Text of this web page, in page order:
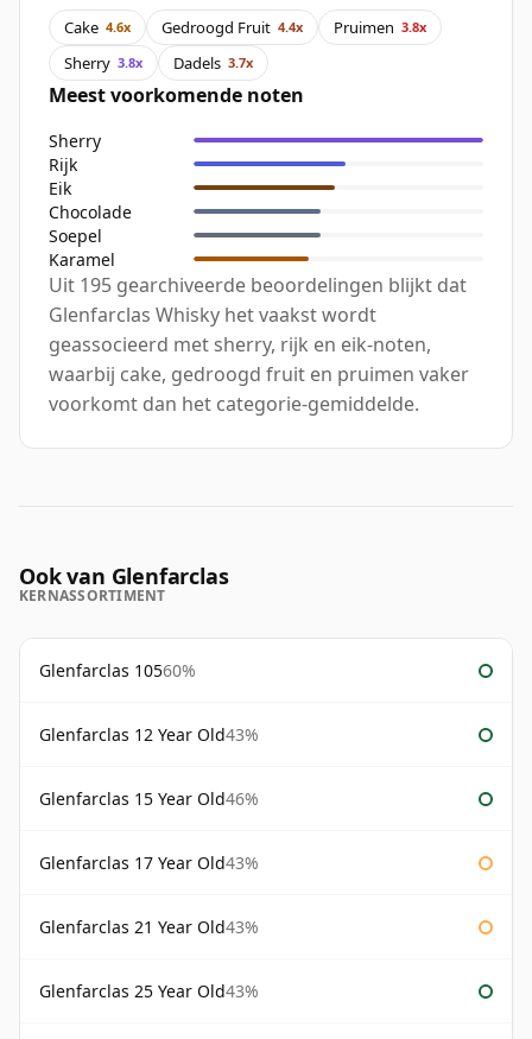
Cake 4.6x Gedroogd Fruit 4.4x Pruimen 3.8x
Sherry 3.8x Dadels 3.7x
Meest voorkomende noten
Sherry
Rijk
Eik
Chocolade
Soepel
Karamel
Uit 195 gearchiveerde beoordelingen blijkt dat
Glenfarclas Whisky het vaakst wordt
geassocieerd met sherry, rijk en eik-noten,
waarbij cake, gedroogd fruit en pruimen vaker
voorkomt dan het categorie-gemiddelde.
Ook van Glenfarclas
KERNASSORTIMENT
Glenfarclas 10560%
Glenfarclas 12 Year Old43%
Glenfarclas 15 Year Old46%
Glenfarclas 17 Year Old43%
Glenfarclas 21 Year Old43%
Glenfarclas 25 Year Old43%